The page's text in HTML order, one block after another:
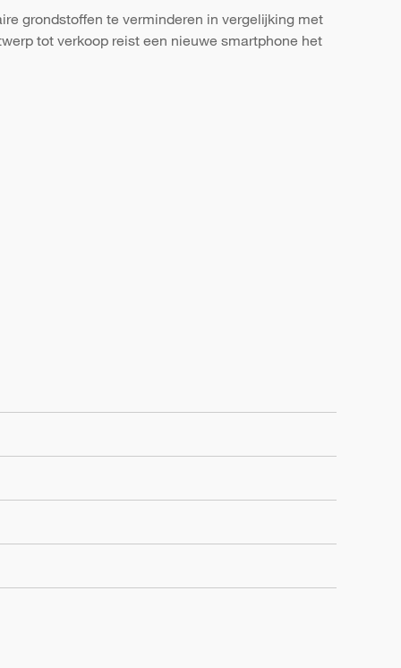
grondstoffen te verminderen in vergelijking met
tot verkoop reist een nieuwe smartphone het